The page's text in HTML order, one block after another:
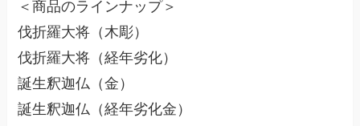
＜商品のラインナップ＞
伐折羅大将（木彫）
伐折羅大将（経年劣化）
誕生釈迦仏（金）
誕生釈迦仏（経年劣化金）